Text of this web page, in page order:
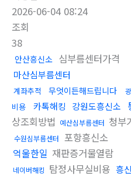
2026-06-04 08:24
조회
38
안산흥신소 심부름센터가격
마산심부름센터
계좌추적 무엇이든해드립니다
비용
카톡해킹 강원도흥신소
상조회방법 예산심부름센터 청부
수원심부름센터 포항흥신소
억울한일 재판증거물열람
네이버해킹 탐정사무실비용 흥